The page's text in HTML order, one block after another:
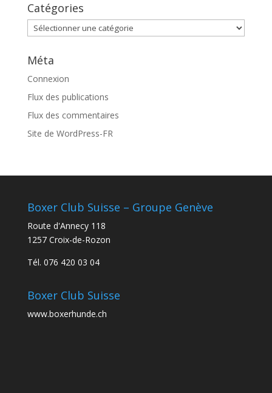
Catégories
Catégories
Méta
Connexion
Flux des publications
Flux des commentaires
Site de WordPress-FR
Boxer Club Suisse – Groupe Genève
Route d'Annecy 118
1257 Croix-de-Rozon
Tél. 076 420 03 04
Boxer Club Suisse
www.boxerhunde.ch